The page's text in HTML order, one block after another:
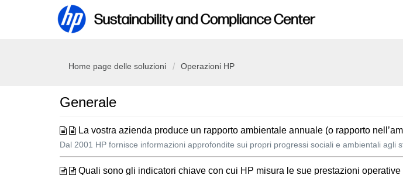
Home page delle soluzioni Operazioni HP
Generale
La vostra azienda produce un rapporto ambientale annuale (o rapporto
Dal 2001 HP fornisce informazioni approfondite sui propri progressi sociali e ambientali agli
Quali sono gli indicatori chiave con cui HP misura le sue prestazioni